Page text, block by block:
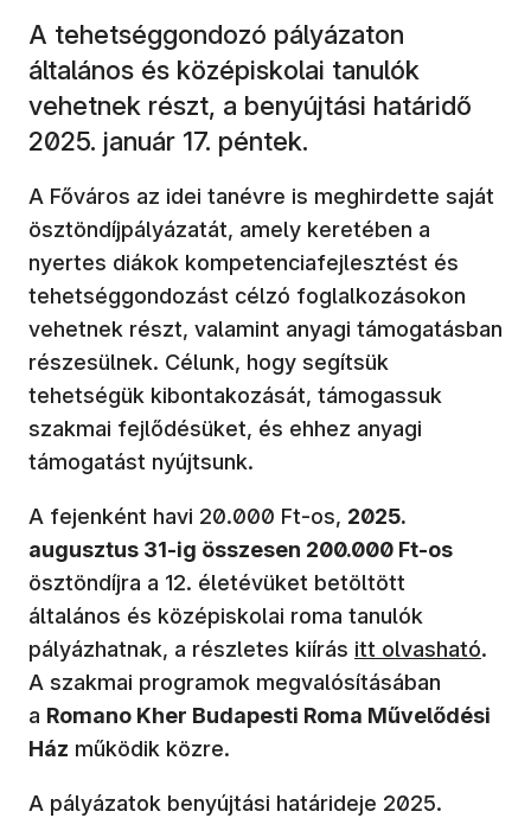
A tehetséggondozó pályázaton
általános és középiskolai tanulók
vehetnek részt, a benyújtási határidő
2025. január 17. péntek.
A Főváros az idei tanévre is meghirdette saját
ösztöndíjpályázatát, amely keretében a
nyertes diákok kompetenciafejlesztést és
tehetséggondozást célzó foglalkozásokon
vehetnek részt, valamint anyagi támogatásban
részesülnek. Célunk, hogy segítsük
tehetségük kibontakozását, támogassuk
szakmai fejlődésüket, és ehhez anyagi
támogatást nyújtsunk.
A fejenként havi 20.000 Ft-os, 2025.
augusztus 31-ig összesen 200.000 Ft-os
ösztöndíjra a 12. életévüket betöltött
általános és középiskolai roma tanulók
pályázhatnak, a részletes kiírás (új ablakban
itt olvasható.
A szakmai programok megvalósításában
a Romano Kher Budapesti Roma Művelődési
Ház működik közre.
A pályázatok benyújtási határideje 2025.